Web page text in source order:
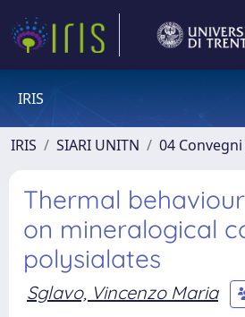
IRIS
IRIS SIARI UNITN 04
Thermal
on mineralogical
polysialates
Sglavo, Vincenzo Maria